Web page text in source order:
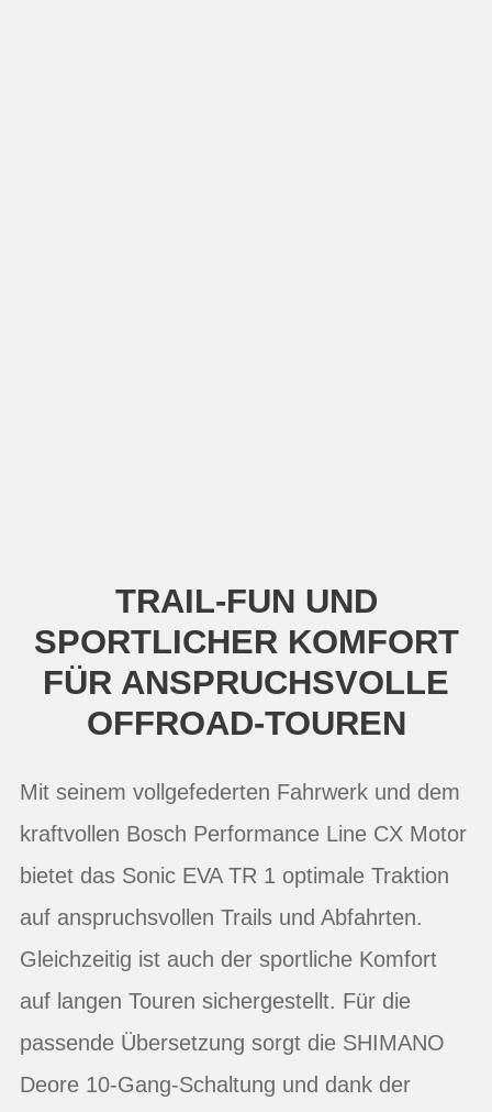
TRAIL-FUN UND
SPORTLICHER KOMFORT
FÜR ANSPRUCHSVOLLE
OFFROAD-TOUREN
Mit seinem vollgefederten Fahrwerk und dem
kraftvollen Bosch Performance Line CX Motor
bietet das Sonic EVA TR 1 optimale Traktion
auf anspruchsvollen Trails und Abfahrten.
Gleichzeitig ist auch der sportliche Komfort
auf langen Touren sichergestellt. Für die
passende Übersetzung sorgt die SHIMANO
Deore 10-Gang-Schaltung und dank der